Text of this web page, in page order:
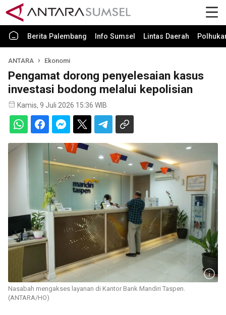
Berita Palembang Info Sumsel Lintas Daerah
ANTARA Ekonomi
Pengamat dorong penyelesaian kasus
investasi bodong melalui kepolisian
Kamis, 9 Juli 2026 15:36 WIB
Nasabah mengakses layanan di Kantor Bank Mandiri Taspen.
(ANTARA/HO)